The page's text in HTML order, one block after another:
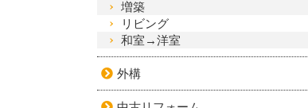
増築
リビング
和室→洋室
外構